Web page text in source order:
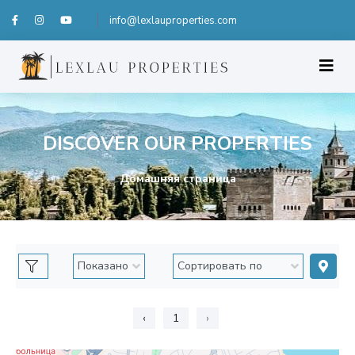
info@lexlauproperties.com
DISCOVER OUR PROPERTIES
Домашняя страница
‹ 1 ›